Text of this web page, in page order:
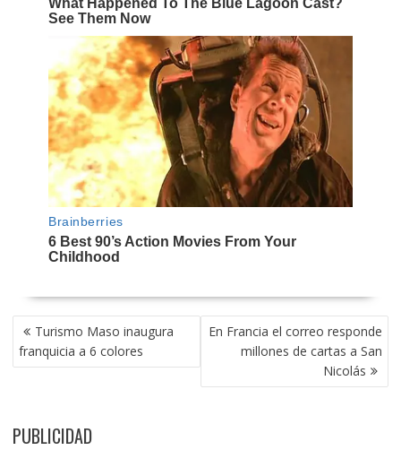
NAVEGACIÓN
DE
ENTRADAS
Turismo Maso inaugura
franquicia a 6 colores
En Francia el correo responde
millones de cartas a San
Nicolás
PUBLICIDAD